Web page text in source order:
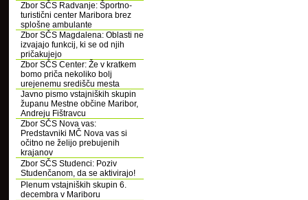
Zbor SČS Radvanje: Športno-
turistični center Maribora brez
splošne ambulante
Zbor SČS Magdalena: Oblasti ne
izvajajo funkcij, ki se od njih
pričakujejo
Zbor SČS Center: Že v kratkem
bomo priča nekoliko bolj
urejenemu središču mesta
Javno pismo vstajniških skupin
županu Mestne občine Maribor,
Andreju Fištravcu
Zbor SČS Nova vas:
Predstavniki MČ Nova vas si
očitno ne želijo prebujenih
krajanov
Zbor SČS Studenci: Poziv
Studenčanom, da se aktivirajo!
Plenum vstajniških skupin 6.
decembra v Mariboru